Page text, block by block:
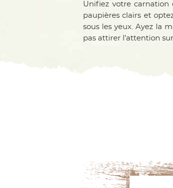
Unifiez votre
paupières clairs et
sous les yeux. Ayez la
pas attirer l’attention